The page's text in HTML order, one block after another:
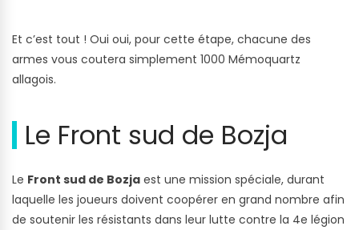
Et c’est tout ! Oui oui, pour cette étape, chacune des
armes vous coutera simplement 1000 Mémoquartz
allagois.
Le Front sud de Bozja
Le Front sud de Bozja est une mission spéciale, durant
laquelle les joueurs doivent coopérer en grand nombre afin
de soutenir les résistants dans leur lutte contre la 4e légion